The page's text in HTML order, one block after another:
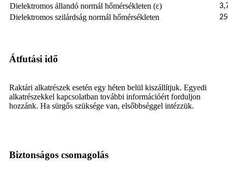
Dielektromos állandó normál hőmérsékleten (ε)
Dielektromos szilárdság normál hőmérsékleten
Átfutási idő
Raktári alkatrészek esetén egy héten belül kiszállítjuk. Egyedi
alkatrészekkel kapcsolatban további információért forduljon
hozzánk. Ha sürgős szüksége van, elsőbbséggel intézzük.
Biztonságos csomagolás